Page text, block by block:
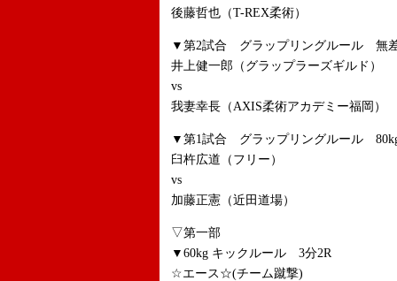
後藤哲也（T-REX柔術）
▼第2試合 グラップリングルール 無
井上健一郎（グラップラーズギルド）
vs
我妻幸長（AXIS柔術アカデミー福岡）
▼第1試合 グラップリングルール
臼杵広道（フリー）
vs
加藤正憲（近田道場）
▽第一部
▼60kg キックルール 3分2R
☆エース☆(チーム蹴撃)